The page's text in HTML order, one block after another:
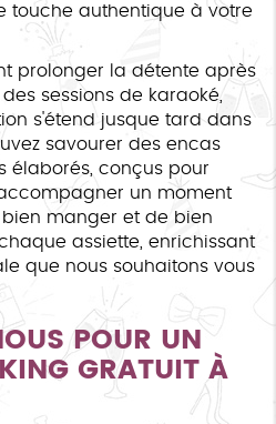
touche authentique à votre
prolonger la détente après
sessions de karaoké,
s'étend jusque tard dans
savourer des encas
élaborés, conçus pour
un moment
manger et de bien
assiette, enrichissant
que nous souhaitons vous
POUR UN
GRATUIT À